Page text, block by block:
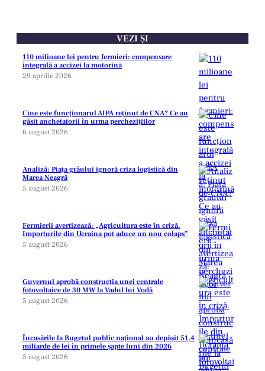
VEZI ȘI
110 milioane lei pentru fermieri: compensare
integrală a accizei la motorină
29 aprilie 2026
Cine este funcționarul AIPA reținut de CNA? Ce au
găsit anchetatorii în urma perchezițiilor
6 august 2026
Analiză: Piața grâului ignoră criza logistică din
Marea Neagră
5 august 2026
Fermierii avertizează: „Agricultura este în criză.
Importurile din Ucraina pot aduce un nou colaps”
5 august 2026
Guvernul aprobă construcția unei centrale
fotovoltaice de 30 MW la Vadul lui Vodă
5 august 2026
Încasările la Bugetul public național au depășit 51,4
miliarde de lei în primele șapte luni din 2026
5 august 2026